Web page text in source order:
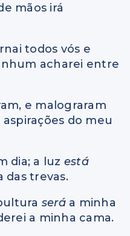
mãos irá
todos vós e
acharei entre
e malograram
do meu
dia; a luz está
das trevas.
será a minha
a minha cama.